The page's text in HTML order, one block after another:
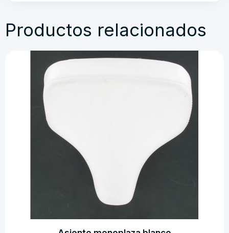
Productos relacionados